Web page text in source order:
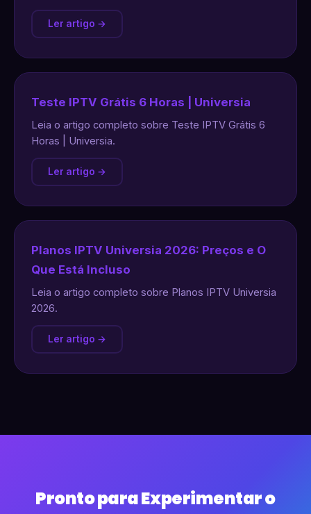
Ler artigo →
Teste IPTV Grátis 6 Horas | Universia
Leia o artigo completo sobre Teste IPTV Grátis 6
Horas | Universia.
Ler artigo →
Planos IPTV Universia 2026: Preços e O
Que Está Incluso
Leia o artigo completo sobre Planos IPTV Universia
2026.
Ler artigo →
Pronto para Experimentar o